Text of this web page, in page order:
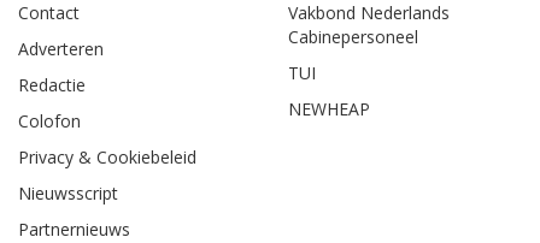
Contact
Adverteren
Redactie
Colofon
Privacy & Cookiebeleid
Nieuwsscript
Partnernieuws
Vakbond Nederlands
Cabinepersoneel
TUI
NEWHEAP